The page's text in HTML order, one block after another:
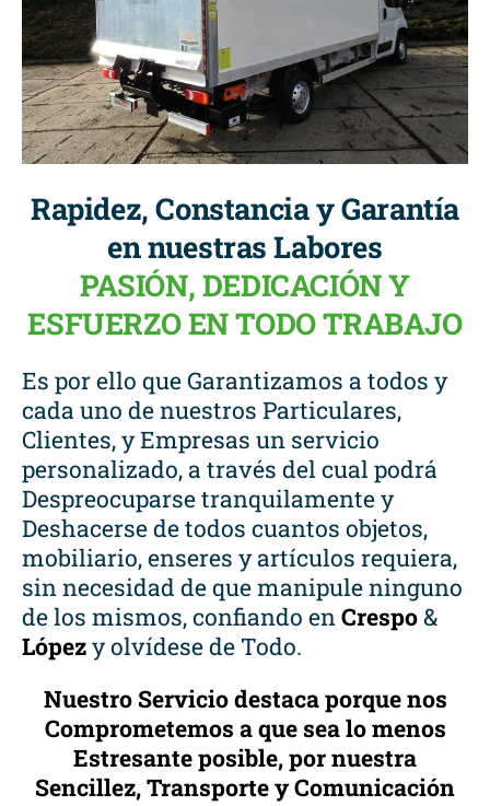
Rapidez, Constancia y Garantía
en nuestras Labores
PASIÓN, DEDICACIÓN Y
ESFUERZO EN TODO TRABAJO
Es por ello que Garantizamos a todos y
cada uno de nuestros Particulares,
Clientes, y Empresas un servicio
personalizado, a través del cual podrá
Despreocuparse tranquilamente y
Deshacerse de todos cuantos objetos,
mobiliario, enseres y artículos requiera,
sin necesidad de que manipule ninguno
de los mismos, confiando en Crespo&
Lópezy olvídese de Todo.
Nuestro Servicio destaca porque nos
Comprometemos a que sea lo menos
Estresante posible, por nuestra
Sencillez, Transporte y Comunicación